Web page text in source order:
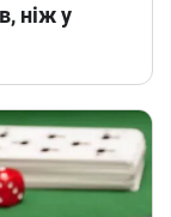
ніж у